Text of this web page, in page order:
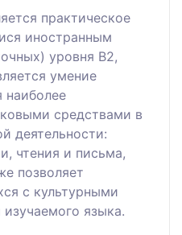
практическое
иностранным
уровня В2,
умение
наиболее
средствами в
деятельности:
чтения и письма,
позволяет
с культурными
языка.